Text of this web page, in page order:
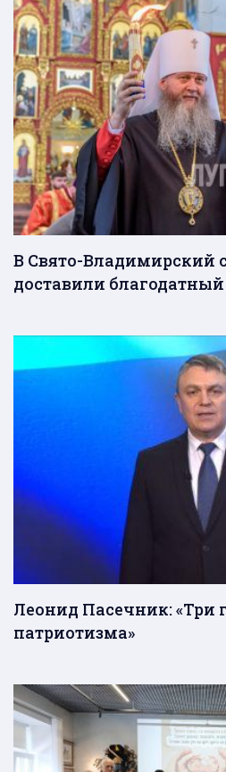
В Свято-Владимирский
доставили
Леонид Пасечник: «Три
патриотизма»